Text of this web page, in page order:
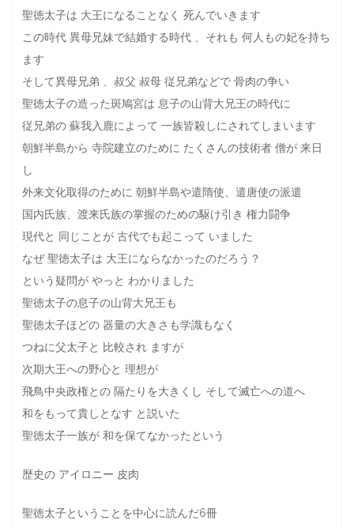
聖徳太子は 大王になることなく 死んでいきます
この時代 異母兄妹で結婚する時代 、それも 何人もの妃を持ち
ます
そして異母兄弟 、叔父 叔母 従兄弟などで 骨肉の争い
聖徳太子の造った斑鳩宮は 息子の山背大兄王の時代に
従兄弟の 蘇我入鹿によって 一族皆殺しにされてしまいます
朝鮮半島から 寺院建立のために たくさんの技術者 僧が 来日
し
外来文化取得のために 朝鮮半島や遣隋使、遣唐使の派遣
国内氏族、渡来氏族の掌握のための駆け引き 権力闘争
現代と 同じことが 古代でも起こって いました
なぜ 聖徳太子は 大王にならなかったのだろう？
という疑問が やっと わかりました
聖徳太子の息子の山背大兄王も
聖徳太子ほどの 器量の大きさも学識もなく
つねに父太子と 比較され ますが
次期大王への野心と 理想が
飛鳥中央政権との 隔たりを大きくし そして滅亡への道へ
和をもって貴しとなす と説いた
聖徳太子一族が 和を保てなかったという
歴史の アイロニー 皮肉
聖徳太子ということを中心に読んだ6冊